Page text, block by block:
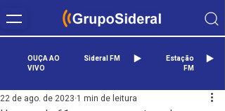
OUÇA AO
VIVO
Sideral FM
Estação
FM
22 de ago. de 2023 1 min de leitura